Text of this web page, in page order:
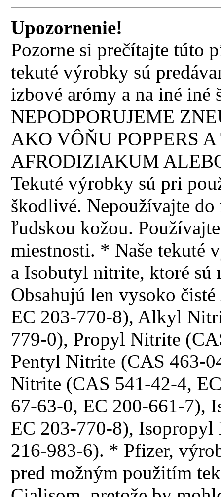
Upozornenie!
Pozorne si prečítajte túto
tekuté výrobky sú
izbové arómy a na iné iné
NEPODPORUJEME
AKO VÔŇU POPPERS
AFRODIZIAKUM
Tekuté výrobky sú pri
škodlivé. Nepoužívajte
ľudskou kožou.
miestnosti. * Naše tekuté
a Isobutyl nitrite, ktoré sú
Obsahujú len vysoko
EC 203-770-8), Alkyl
779-0), Propyl Nitrite
Pentyl Nitrite (CAS 463-
Nitrite (CAS 541-42-4,
67-63-0, EC 200-661-7),
EC 203-770-8),
216-983-6). * Pfizer,
pred možným použitím